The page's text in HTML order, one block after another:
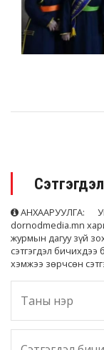
АНХААРУУЛГА:
dornodmedia.mn
журмын дагуу зүй
сэтгэгдэл бичихдээ
хэмжээ зөрчсөн